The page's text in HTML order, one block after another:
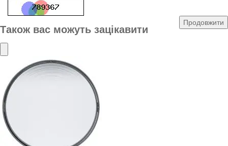
Продовжити
Також вас можуть зацікавити